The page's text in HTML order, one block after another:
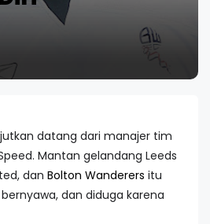
datang dari manajer tim
Mantan gelandang Leeds
dan Bolton Wanderers itu
dan diduga karena